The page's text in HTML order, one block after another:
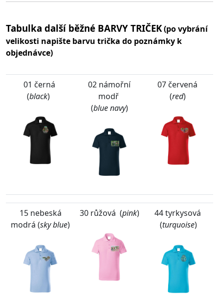
Tabulka další běžné BARVY TRIČEK(po vybrání
velikosti napište barvu trička do poznámky k
objednávce)
01 černá
(black)
02 námořní
modř
(blue navy)
07 červená
(red)
15 nebeská
modrá (sky blue)
30 růžová (pink)
44 tyrkysová
(turquoise)